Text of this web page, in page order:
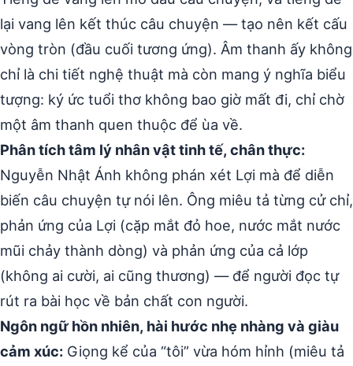
lại vang lên kết thúc câu chuyện — tạo nên kết cấu
vòng tròn (đầu cuối tương ứng). Âm thanh ấy không
chỉ là chi tiết nghệ thuật mà còn mang ý nghĩa biểu
tượng: ký ức tuổi thơ không bao giờ mất đi, chỉ chờ
một âm thanh quen thuộc để ùa về.
Phân tích tâm lý nhân vật tinh tế, chân thực:
Nguyễn Nhật Ánh không phán xét Lợi mà để diễn
biến câu chuyện tự nói lên. Ông miêu tả từng cử chỉ,
phản ứng của Lợi (cặp mắt đỏ hoe, nước mắt nước
mũi chảy thành dòng) và phản ứng của cả lớp
(không ai cười, ai cũng thương) — để người đọc tự
rút ra bài học về bản chất con người.
Ngôn ngữ hồn nhiên, hài hước nhẹ nhàng và giàu
cảm xúc: Giọng kể của “tôi” vừa hóm hỉnh (miêu tả